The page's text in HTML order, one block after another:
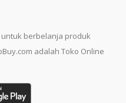
untuk berbelanja produk
adalah Toko Online